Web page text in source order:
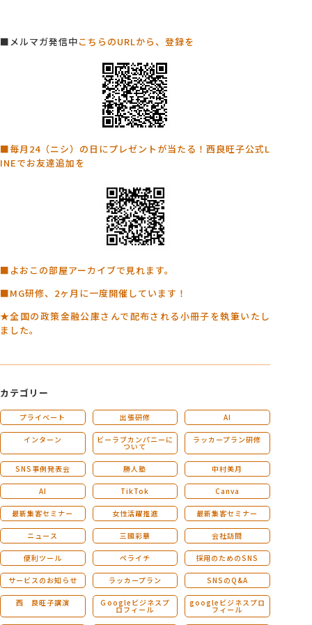
■メルマガ発信中こちらのURLから、登録を
■毎月24（ニシ）の日にプレゼントが当たる！西良旺子公式L
INEでお友達追加を
■よおこの部屋アーカイブで見れます。
■MG研修、2ヶ月に一度開催しています！
★全国の政策金融公庫さんで配布される小冊子を執筆いたし
ました。
カテゴリー
プライベート 出張研修 AI
インターン ビーラブカンパニーに
ついて
ラッカープラン研修
SNS事例発表会 勝人塾 中村美月
AI TikTok Canva
最新集客セミナー 女性活躍推進 最新集客セミナー
ニュース 三國彩華 会社訪問
便利ツール ペライチ 採用のためのSNS
サービスのお知らせ ラッカープラン SNSのQ&A
西 良旺子講演 Ｇoogleビジネスプ
ロフィール
googleビジネスプロ
フィール